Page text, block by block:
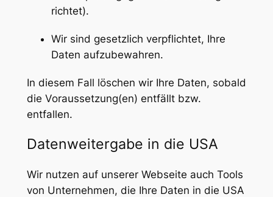
richtet).
Wir sind gesetzlich verpflichtet, Ihre
Daten aufzubewahren.
In diesem Fall löschen wir Ihre Daten, sobald
die Voraussetzung(en) entfällt bzw.
entfallen.
Datenweitergabe in die USA
Wir nutzen auf unserer Webseite auch Tools
von Unternehmen, die Ihre Daten in die USA